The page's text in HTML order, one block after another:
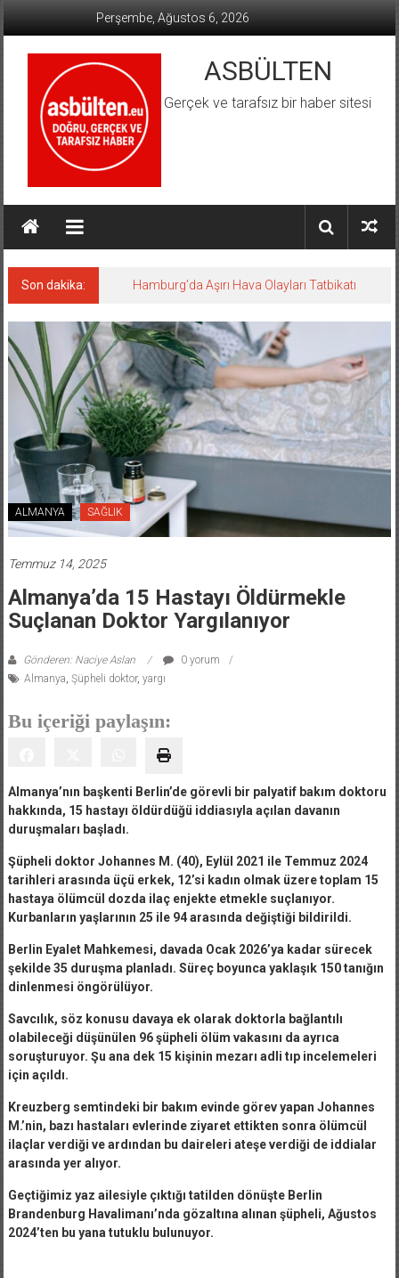
Perşembe, Ağustos 6, 2026
ASBÜLTEN
Gerçek ve tarafsız bir haber sitesi
Son dakika: Hamburg’da Aşırı Hava Olayları Tatbikatı
ALMANYA SAĞLIK
Temmuz 14, 2025
Almanya’da 15 Hastayı Öldürmekle
Suçlanan Doktor Yargılanıyor
Gönderen: Naciye Aslan
0 yorum
Almanya Şüpheli doktor, yargı
Bu içeriği paylaşın:
Almanya’nın başkenti Berlin’de görevli bir palyatif bakım doktoru
hakkında, 15 hastayı öldürdüğü iddiasıyla açılan davanın
duruşmaları başladı.
Şüpheli doktor Johannes M. (40), Eylül 2021 ile Temmuz 2024
tarihleri arasında üçü erkek, 12’si kadın olmak üzere toplam 15
hastaya ölümcül dozda ilaç enjekte etmekle suçlanıyor.
Kurbanların yaşlarının 25 ile 94 arasında değiştiği bildirildi.
Berlin Eyalet Mahkemesi, davada Ocak 2026’ya kadar sürecek
şekilde 35 duruşma planladı. Süreç boyunca yaklaşık 150 tanığın
dinlenmesi öngörülüyor.
Savcılık, söz konusu davaya ek olarak doktorla bağlantılı
olabileceği düşünülen 96 şüpheli ölüm vakasını da ayrıca
soruşturuyor. Şu ana dek 15 kişinin mezarı adli tıp incelemeleri
için açıldı.
Kreuzberg semtindeki bir bakım evinde görev yapan Johannes
M.’nin, bazı hastaları evlerinde ziyaret ettikten sonra ölümcül
ilaçlar verdiği ve ardından bu daireleri ateşe verdiği de iddialar
arasında yer alıyor.
Geçtiğimiz yaz ailesiyle çıktığı tatilden dönüşte Berlin
Brandenburg Havalimanı’nda gözaltına alınan şüpheli, Ağustos
2024’ten bu yana tutuklu bulunuyor.